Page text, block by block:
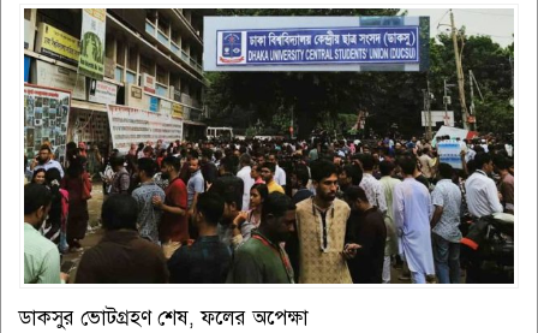
ডাকসুর ভোটগ্রহণ শেষ, ফলের অপেক্ষা